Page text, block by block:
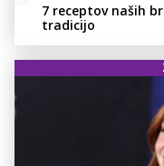
7 receptov naših
tradicijo